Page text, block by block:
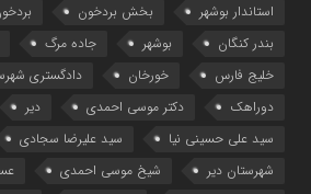
استاندار بوشهر
بخش بردخون
بندر کنگان
بوشهر جاده مرگ
خلیج فارس
خورخان
دادگستری
دوراهک
دکتر موسی احمدی دیر
سید علی حسینی نیا
سید علیرضا سجادی
شهرستان دیر
شیخ موسی احمدی